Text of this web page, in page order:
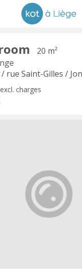
20 m²
rue Saint-Gilles /
excl. charges